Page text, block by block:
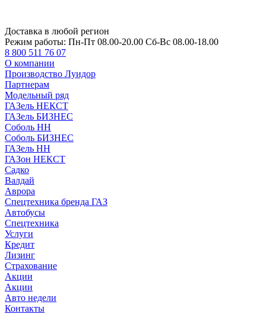
Доставка в любой регион
Режим работы: Пн-Пт 08.00-20.00 Сб-Вс 08.00-18.00
8 800 511 76 07
О компании
Производство Луидор
Партнерам
Модельный ряд
ГАЗель НЕКСТ
ГАЗель БИЗНЕС
Соболь НН
Соболь БИЗНЕС
ГАЗель НН
ГАЗон НЕКСТ
Садко
Валдай
Аврора
Спецтехника бренда ГАЗ
Автобусы
Спецтехника
Услуги
Кредит
Лизинг
Страхование
Акции
Акции
Авто недели
Контакты